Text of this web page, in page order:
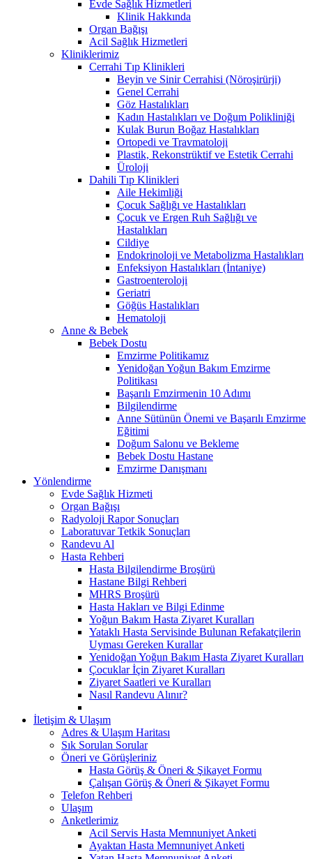
Evde Sağlık Hizmetleri
Klinik Hakkında
Organ Bağışı
Acil Sağlık Hizmetleri
Kliniklerimiz
Cerrahi Tıp Klinikleri
Beyin ve Sinir Cerrahisi (Nöroşirürji)
Genel Cerrahi
Göz Hastalıkları
Kadın Hastalıkları ve Doğum Polikliniği
Kulak Burun Boğaz Hastalıkları
Ortopedi ve Travmatoloji
Plastik, Rekonstrüktif ve Estetik Cerrahi
Üroloji
Dahili Tıp Klinikleri
Aile Hekimliği
Çocuk Sağlığı ve Hastalıkları
Çocuk ve Ergen Ruh Sağlığı ve
Hastalıkları
Cildiye
Endokrinoloji ve Metabolizma Hastalıkları
Enfeksiyon Hastalıkları (İntaniye)
Gastroenteroloji
Geriatri
Göğüs Hastalıkları
Hematoloji
Anne & Bebek
Bebek Dostu
Emzirme Politikamız
Yenidoğan Yoğun Bakım Emzirme
Politikası
Başarılı Emzirmenin 10 Adımı
Bilgilendirme
Anne Sütünün Önemi ve Başarılı Emzirme
Eğitimi
Doğum Salonu ve Bekleme
Bebek Dostu Hastane
Emzirme Danışmanı
Yönlendirme
Evde Sağlık Hizmeti
Organ Bağışı
Radyoloji Rapor Sonuçları
Laboratuvar Tetkik Sonuçları
Randevu Al
Hasta Rehberi
Hasta Bilgilendirme Broşürü
Hastane Bilgi Rehberi
MHRS Broşürü
Hasta Hakları ve Bilgi Edinme
Yoğun Bakım Hasta Ziyaret Kuralları
Yataklı Hasta Servisinde Bulunan Refakatçilerin
Uyması Gereken Kurallar
Yenidoğan Yoğun Bakım Hasta Ziyaret Kuralları
Çocuklar İçin Ziyaret Kuralları
Ziyaret Saatleri ve Kuralları
Nasıl Randevu Alınır?
İletişim & Ulaşım
Adres & Ulaşım Haritası
Sık Sorulan Sorular
Öneri ve Görüşleriniz
Hasta Görüş & Öneri & Şikayet Formu
Çalışan Görüş & Öneri & Şikayet Formu
Telefon Rehberi
Ulaşım
Anketlerimiz
Acil Servis Hasta Memnuniyet Anketi
Ayaktan Hasta Memnuniyet Anketi